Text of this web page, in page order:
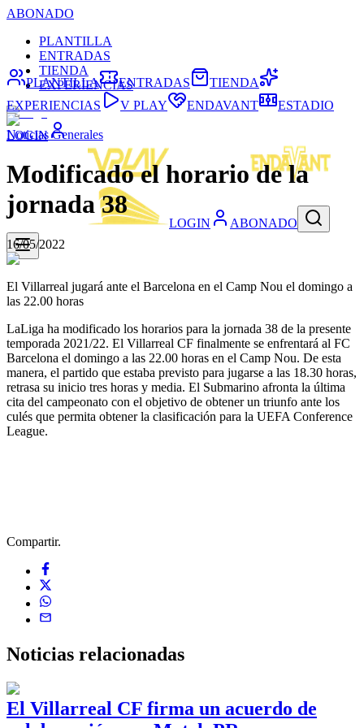
ABONADO
PLANTILLA
ENTRADAS
TIENDA
EXPERIENCIAS
LOGIN
LOGIN ABONADO
PLANTILLA ENTRADAS
TIENDA
EXPERIENCIAS
V PLAY ENDAVANT ESTADIO
Noticias Generales
Modificado el horario de la
jornada 38
16/05/2022
El Villarreal jugará ante el Barcelona en el Camp Nou el domingo a
las 22.00 horas
LaLiga ha modificado los horarios para la jornada 38 de la presente
temporada 2021/22. El Villarreal CF finalmente se enfrentará al FC
Barcelona el domingo a las 22.00 horas en el Camp Nou. De esta
manera, el partido que estaba previsto para jugarse a las 18.30 horas,
retrasa su inicio tres horas y media. El Submarino afronta la última
cita del campeonato con el objetivo de obtener un triunfo ante los
culés que permita obtener la clasificación para la UEFA Conference
League.
Compartir.
Noticias relacionadas
El Villarreal CF firma un acuerdo de